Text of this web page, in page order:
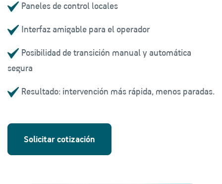
Paneles de control locales
Interfaz amigable para el operador
Posibilidad de transición manual y automática
segura
Resultado: intervención más rápida, menos paradas.
Solicitar cotización